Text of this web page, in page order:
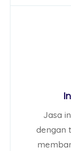
Jasa
dengan